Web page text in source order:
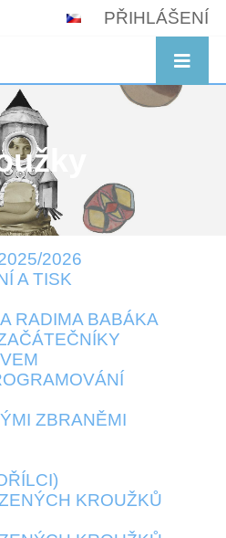
PŘIHLÁŠENÍ
2026
A TISK
RADIMA BABÁKA
ZBRANĚMI
KROUŽKŮ